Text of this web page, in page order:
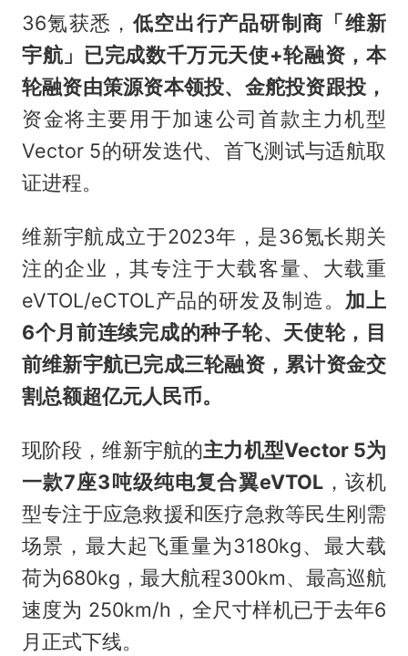
36氪获悉， 低空出行产品研制商「维新
宇航」已完成数千万元天使+轮融资，本
轮融资由策源资本领投、金舵投资跟投，
资金将主要用于加速公司首款主力机型
Vector 5的研发迭代、首飞测试与适航取
证进程。
维新宇航成立于2023年，是36氪长期关
注的企业，其专注于大载客量、大载重
eVTOL/eCTOL产品的研发及制造。 加上
6个月前连续完成的种子轮、天使轮，目
前维新宇航已完成三轮融资，累计资金交
割总额超亿元人民币。
现阶段，维新宇航的主力机型Vector 5为
一款7座3吨级纯电复合翼eVTOL，该机
型专注于应急救援和医疗急救等民生刚需
场景，最大起飞重量为3180kg、最大载
荷为680kg，最大航程300km、最高巡航
速度为 250km/h，全尺寸样机已于去年6
月正式下线。